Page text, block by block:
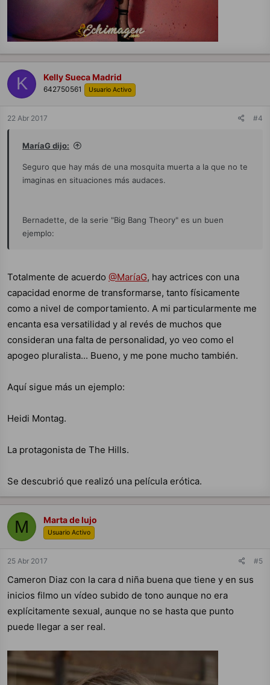
K Kelly Sueca Madrid
642750561 Usuario Activo
22 Abr 2017 #4
MaríaG dijo:
Seguro que hay más de una mosquita muerta a la que no te
imaginas en situaciones más audaces.
Bernadette, de la serie "Big Bang Theory" es un buen
ejemplo:
Totalmente de acuerdo @MaríaG, hay actrices con una
capacidad enorme de transformarse, tanto físicamente
como a nivel de comportamiento. A mi particularmente me
encanta esa versatilidad y al revés de muchos que
consideran una falta de personalidad, yo veo como el
apogeo pluralista... Bueno, y me pone mucho también.
Aquí sigue más un ejemplo:
Heidi Montag.
La protagonista de The Hills.
Se descubrió que realizó una película erótica.
M Marta de lujo
Usuario Activo
25 Abr 2017 #5
Cameron Diaz con la cara d niña buena que tiene y en sus
inicios filmo un vídeo subido de tono aunque no era
explícitamente sexual, aunque no se hasta que punto
puede llegar a ser real.